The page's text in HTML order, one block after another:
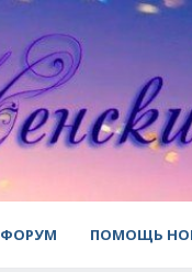
ФОРУМ ПОМОЩЬ